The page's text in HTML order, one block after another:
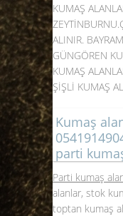
KUMAŞ
ALINIR.
GÜNGÖREN
KUMAŞ
ŞİŞLİ KUMAŞ
Kumaş
parti
Parti kumaş
alanlar, stok
toptan kumaş